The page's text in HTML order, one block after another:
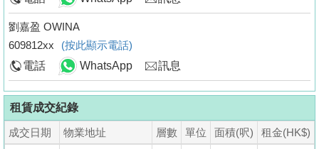
劉嘉盈 OWINA
609812xx
(按此顯示電話)
電話
WhatsApp 訊息
租賃成交紀錄
成交日期 物業地址 層數 單位 面積(呎)
租金(HK$)